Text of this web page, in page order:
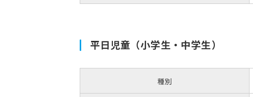
平日児童（小学生・中学生）
種別